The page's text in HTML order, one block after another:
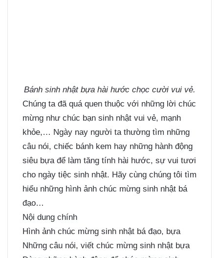
Bánh sinh nhật bựa hài hước chọc cười vui vẻ.
Chúng ta đã quá quen thuộc với những lời chúc
mừng như chúc bạn sinh nhật vui vẻ, mạnh
khỏe,… Ngày nay người ta thường tìm những
câu nói, chiếc bánh kem hay những hành động
siêu bựa để làm tăng tính hài hước, sự vui tươi
cho ngày tiệc sinh nhật. Hãy cùng chúng tôi tìm
hiểu những hình ảnh chúc mừng sinh nhật bá
đạo…
Nội dung chính
Hình ảnh chúc mừng sinh nhật bá đạo, bựa
Những câu nói, viết chúc mừng sinh nhật bựa